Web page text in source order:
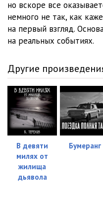
но вскоре все
немного не так, как
на первый взгляд.
на реальных событиях.
Другие
В девяти
милях от
жилища
дьявола
Бумеранг